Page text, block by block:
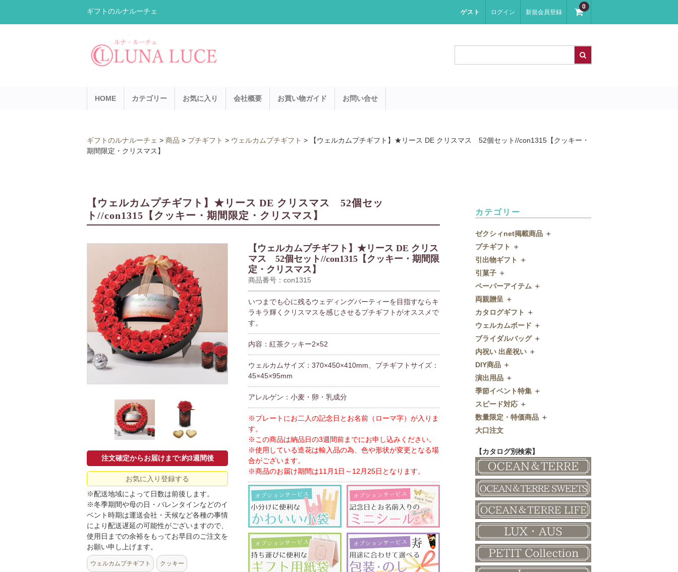
ギフトのルナルーチェ ゲスト ログイン 新規会員登録
0
HOME カテゴリー お気に入り 会社概要 お買い物ガイド お問い合せ
ギフトのルナルーチェ > 商品 > プチギフト > ウェルカムプチギフト >
【ウェルカムプチギフト】★リース DE クリスマス 52個セット//con1315【クッキー・
期間限定・クリスマス】
【ウェルカムプチギフト】★リース DE クリスマス 52個セッ
ト//con1315【クッキー・期間限定・クリスマス】
注文確定からお届けまで:約3週間後
お気に入り登録する
※配送地域によって日数は前後します。
※冬季期間や母の日・バレンタインなどのイ
ベント時期は運送会社・天候など各種の事情
により配送遅延の可能性がございますので、
使用日までの余裕をもってお早目のご注文を
お願い申し上げます。
ウェルカムプチギフト クッキー
【ウェルカムプチギフト】★リース DE クリス
マス 52個セット//con1315【クッキー・期間限
定・クリスマス】
商品番号：con1315
いつまでも心に残るウェディングパーティーを目指すならキ
ラキラ輝くクリスマスを感じさせるプチギフトがオススメで
す。
内容：紅茶クッキー2×52
ウェルカムサイズ：370×450×410mm、プチギフトサイズ：
45×45×95mm
アレルゲン：小麦・卵・乳成分
※プレートにお二人の記念日とお名前（ローマ字）が入りま
す。
※この商品は納品日の3週間前までにお申し込みください。
※使用している造花は輸入品の為、色や形状が変更となる場
合がございます。
※商品のお届け期間は11月1日～12月25日となります。
カテゴリー
ゼクシィnet掲載商品 ＋
ゼクシィnet掲載商品
プチギフト ＋
プチギフト
ウェルカムプチギフト
アメニティ
キャンディー・金平糖
クッキー
スプーン
チョコレート
ディズニー
ドラジェ
プチタオル
席札立て
耳かき＆ぺん
紅茶＆コーヒー
和風プチギフト
その他
引出物ギフト ＋
引出物ギフト
グラス
タオル・石鹸・名披露目
ディズニーギフト
今治タオル
引出物セット
和食器
名入れ贈呈品
特選ギフト
珈琲・紅茶
鰹節・フード
引菓子 ＋
引菓子
バウムクーヘン
洋菓子
和菓子
FLAVOR
ペーパーアイテム ＋
ペーパーアイテム
招待状
席次表
席札
付箋・メッセージカード
印刷代行
ディズニーシリーズ
両親贈呈 ＋
両親贈呈
ディズニーウェイトドール
ウェイトベア
子育て卒業証書
クロックギフト
カタログギフト ＋
カタログギフト
OCEAN&TERRE GOURMET
SHIKISAI ONE
Grace
ウェルカムボード ＋
ウェルカムボード
カラーステンドグラス調
ガラス
フラワータイプ
ペンダントクロック
ミラー
メッセージパズル
似顔絵
和風ボード
ブライダルバッグ ＋
ブライダルバッグ
内祝い 出産祝い ＋
内祝い 出産祝い
DIY商品 ＋
DIY商品
演出用品 ＋
演出用品
リングピロー
ブーケプルズ
結婚証明書
その他
季節イベント特集 ＋
季節イベント特集
サクラ
クローバー
クリスマス
バレンタイン
ホワイトデー
母の日
父の日
敬老の日
スピード対応 ＋
スピード対応
即日お急ぎ発送
数量限定・特価商品 ＋
数量限定・特価商品
大口注文
【カタログ別検索】